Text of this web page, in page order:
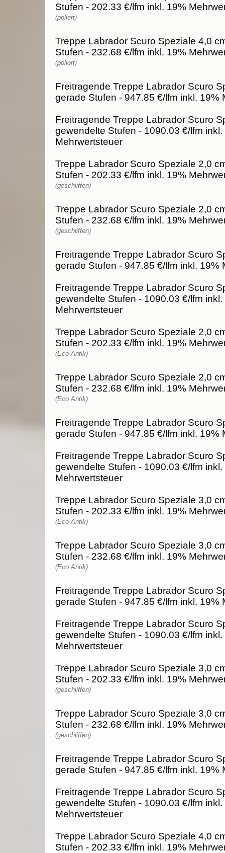
Stufen - 202.33 €/lfm inkl. 19%
(poliert)
Treppe Labrador Scuro Speziale 4,0
Stufen - 232.68 €/lfm inkl. 19%
(poliert)
Freitragende Treppe Labrador Scuro
gerade Stufen - 947.85 €/lfm inkl. 19%
Freitragende Treppe Labrador Scuro
gewendelte Stufen - 1090.03 €/lfm inkl.
Mehrwertsteuer
Treppe Labrador Scuro Speziale 2,0
Stufen - 202.33 €/lfm inkl. 19%
(geschliffen)
Treppe Labrador Scuro Speziale 2,0
Stufen - 232.68 €/lfm inkl. 19%
(geschliffen)
Freitragende Treppe Labrador Scuro
gerade Stufen - 947.85 €/lfm inkl. 19%
Freitragende Treppe Labrador Scuro
gewendelte Stufen - 1090.03 €/lfm inkl.
Mehrwertsteuer
Treppe Labrador Scuro Speziale 2,0
Stufen - 202.33 €/lfm inkl. 19%
(Eco Antik)
Treppe Labrador Scuro Speziale 2,0
Stufen - 232.68 €/lfm inkl. 19%
(Eco Antik)
Freitragende Treppe Labrador Scuro
gerade Stufen - 947.85 €/lfm inkl. 19%
Freitragende Treppe Labrador Scuro
gewendelte Stufen - 1090.03 €/lfm inkl.
Mehrwertsteuer
Treppe Labrador Scuro Speziale 3,0
Stufen - 202.33 €/lfm inkl. 19%
(Eco Antik)
Treppe Labrador Scuro Speziale 3,0
Stufen - 232.68 €/lfm inkl. 19%
(Eco Antik)
Freitragende Treppe Labrador Scuro
gerade Stufen - 947.85 €/lfm inkl. 19%
Freitragende Treppe Labrador Scuro
gewendelte Stufen - 1090.03 €/lfm inkl.
Mehrwertsteuer
Treppe Labrador Scuro Speziale 3,0
Stufen - 202.33 €/lfm inkl. 19%
(geschliffen)
Treppe Labrador Scuro Speziale 3,0
Stufen - 232.68 €/lfm inkl. 19%
(geschliffen)
Freitragende Treppe Labrador Scuro
gerade Stufen - 947.85 €/lfm inkl. 19%
Freitragende Treppe Labrador Scuro
gewendelte Stufen - 1090.03 €/lfm inkl.
Mehrwertsteuer
Treppe Labrador Scuro Speziale 4,0
Stufen - 202.33 €/lfm inkl. 19%